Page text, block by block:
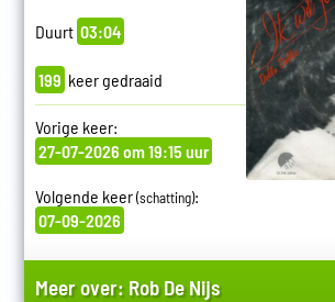
Duurt 03:04
199 keer gedraaid
Vorige keer:
27-07-2026 om 19:15 uur
Volgende keer(schatting):
07-09-2026
Meer over: Rob De Nijs